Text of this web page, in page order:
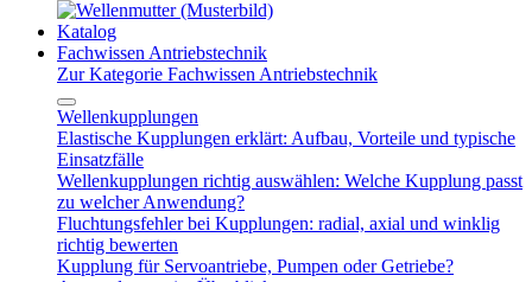
Katalog
Fachwissen Antriebstechnik
Zur Kategorie Fachwissen Antriebstechnik
Wellenkupplungen
Elastische Kupplungen erklärt: Aufbau, Vorteile und typische
Einsatzfälle
Wellenkupplungen richtig auswählen: Welche Kupplung passt
zu welcher Anwendung?
Fluchtungsfehler bei Kupplungen: radial, axial und winklig
richtig bewerten
Kupplung für Servoantriebe, Pumpen oder Getriebe?